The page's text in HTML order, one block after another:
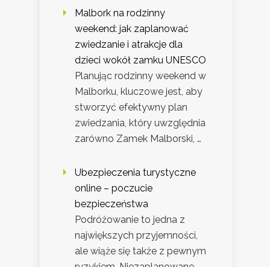
Malbork na rodzinny
weekend: jak zaplanować
zwiedzanie i atrakcje dla
dzieci wokół zamku UNESCO
Planując rodzinny weekend w
Malborku, kluczowe jest, aby
stworzyć efektywny plan
zwiedzania, który uwzględnia
zarówno Zamek Malborski, …
Ubezpieczenia turystyczne
online – poczucie
bezpieczeństwa
Podróżowanie to jedna z
największych przyjemności,
ale wiąże się także z pewnym